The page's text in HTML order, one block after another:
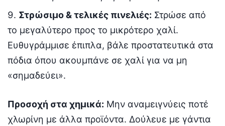
Στρώσιμο & τελικές πινελιές: Στρώσε από
το μεγαλύτερο προς το μικρότερο χαλί.
Ευθυγράμμισε έπιπλα, βάλε προστατευτικά στα
πόδια όπου ακουμπάνε σε χαλί για να μη
«σημαδεύει».
Προσοχή στα χημικά: Μην αναμειγνύεις ποτέ
χλωρίνη με άλλα προϊόντα. Δούλευε με γάντια